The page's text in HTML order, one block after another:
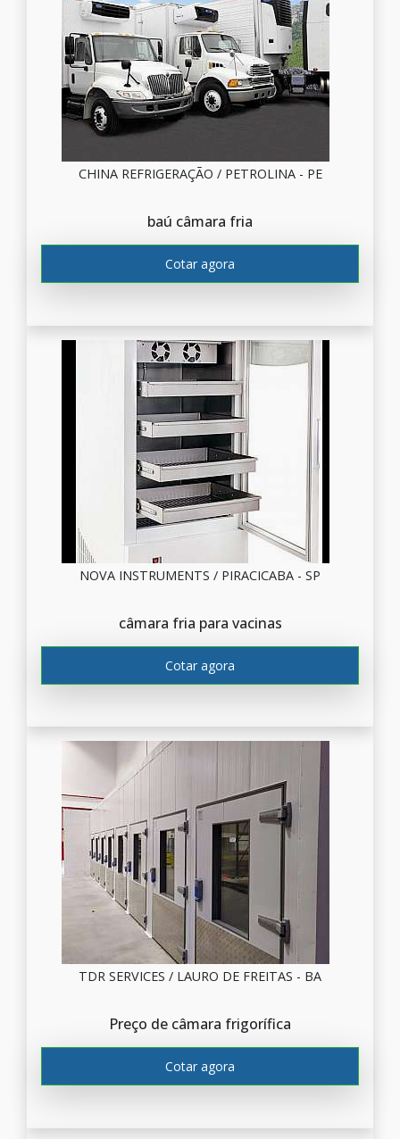
CHINA REFRIGERAÇÃO / PETROLINA - PE
baú câmara fria
Cotar agora
NOVA INSTRUMENTS / PIRACICABA - SP
câmara fria para vacinas
Cotar agora
TDR SERVICES / LAURO DE FREITAS - BA
Preço de câmara frigorífica
Cotar agora